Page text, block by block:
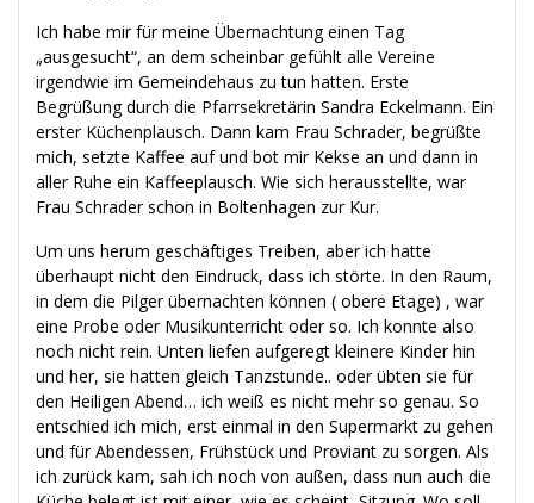
Ich habe mir für meine Übernachtung einen Tag
„ausgesucht“, an dem scheinbar gefühlt alle Vereine
irgendwie im Gemeindehaus zu tun hatten. Erste
Begrüßung durch die Pfarrsekretärin Sandra Eckelmann. Ein
erster Küchenplausch. Dann kam Frau Schrader, begrüßte
mich, setzte Kaffee auf und bot mir Kekse an und dann in
aller Ruhe ein Kaffeeplausch. Wie sich herausstellte, war
Frau Schrader schon in Boltenhagen zur Kur.
Um uns herum geschäftiges Treiben, aber ich hatte
überhaupt nicht den Eindruck, dass ich störte. In den Raum,
in dem die Pilger übernachten können ( obere Etage) , war
eine Probe oder Musikunterricht oder so. Ich konnte also
noch nicht rein. Unten liefen aufgeregt kleinere Kinder hin
und her, sie hatten gleich Tanzstunde.. oder übten sie für
den Heiligen Abend… ich weiß es nicht mehr so genau. So
entschied ich mich, erst einmal in den Supermarkt zu gehen
und für Abendessen, Frühstück und Proviant zu sorgen. Als
ich zurück kam, sah ich noch von außen, dass nun auch die